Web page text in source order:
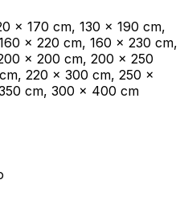
x 170 cm, 130 x 190 cm,
x 220 cm, 160 x 230 cm,
x 200 cm, 200 x 250
220 x 300 cm, 250 x
cm, 300 x 400 cm